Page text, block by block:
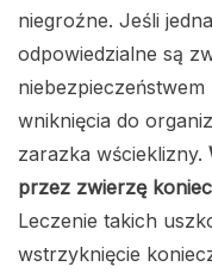
niegroźne. Jeśli
odpowiedzialne są
wniknięcia do
zarazka wścieklizny.
przez zwierzę
Leczenie takich
wstrzyknięcie